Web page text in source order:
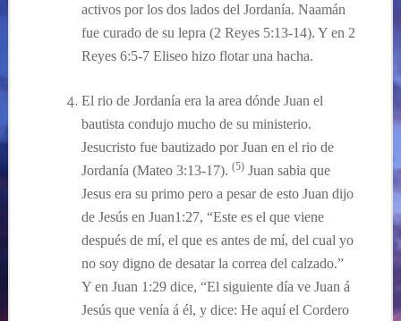
activos por los dos lados del Jordanía. Naamán
fue curado de su lepra (2 Reyes 5:13-14). Y en 2
Reyes 6:5-7 Eliseo hizo flotar una hacha.
El rio de Jordanía era la area dónde Juan el
bautista condujo mucho de su ministerio.
Jesucristo fue bautizado por Juan en el rio de
Jordanía (Mateo 3:13-17). (5)Juan sabia que
Jesus era su primo pero a pesar de esto Juan dijo
de Jesús en Juan1:27, “Este es el que viene
después de mí, el que es antes de mí, del cual yo
no soy digno de desatar la correa del calzado.”
Y en Juan 1:29 dice, “El siguiente día ve Juan á
Jesús que venía á él, y dice: He aquí el Cordero